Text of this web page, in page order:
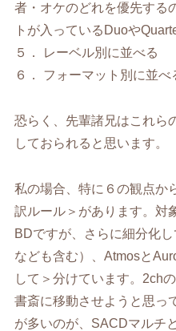
者・オケのどれを優先する
トが入っているDuoや
５． レーベル別に並べる
６． フォーマット別に並べ
恐らく、先輩諸兄はこれら
しておられると思います。
私の場合、特に６の観点か
訳ルール＞があります。対
BDですが、さらに細分化
なども含む）、Atmosと
して＞分けています。2ch
書斎に移動させようと思っ
が多いのが、SACDマルチ